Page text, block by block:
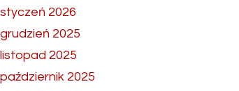
styczeń 2026
grudzień 2025
listopad 2025
październik 2025